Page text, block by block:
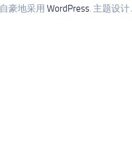
自豪地采用 WordPress. 主题设计